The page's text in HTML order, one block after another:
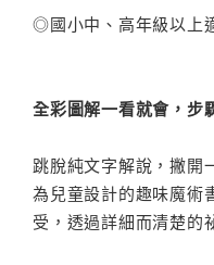
◎國小中、高年級以上
全彩圖解一看就會，步
跳脫純文字解說，撇開
為兒童設計的趣味魔術
受，透過詳細而清楚的